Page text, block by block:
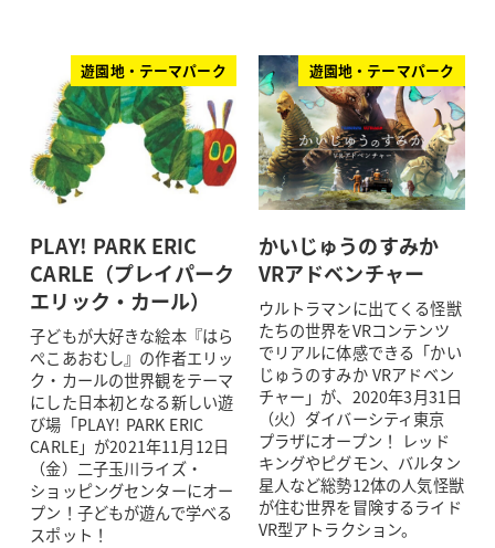
遊園地・テーマパーク
PLAY! PARK ERIC
CARLE（プレイパーク
エリック・カール）
子どもが大好きな絵本『はら
ぺこあおむし』の作者エリッ
ク・カールの世界観をテーマ
にした日本初となる新しい遊
び場「PLAY! PARK ERIC
CARLE」が2021年11月12日
（金）二子玉川ライズ・
ショッピングセンターにオー
プン！子どもが遊んで学べる
スポット！
遊園地・テーマパーク
かいじゅうのすみか
VRアドベンチャー
ウルトラマンに出てくる怪獣
たちの世界をVRコンテンツ
でリアルに体感できる「かい
じゅうのすみか VRアドベン
チャー」が、2020年3月31日
（火）ダイバーシティ東京
プラザにオープン！ レッド
キングやピグモン、バルタン
星人など総勢12体の人気怪獣
が住む世界を冒険するライド
VR型アトラクション。